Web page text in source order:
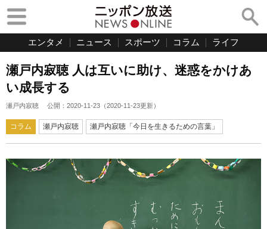
エンタメ ニュース スポーツ コラム ライフ
瀬戸内寂聴 人は互いに助け、迷惑をかけあ
い成長する
瀬戸内寂聴 公開： 2020-11-23 （2020-11-23更新）
コラム 瀬戸内寂聴 瀬戸内寂聴「今日を生きるための言葉」